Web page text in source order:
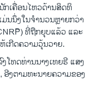
ກ​ເຄື່ອນ​ໄຫວ​ດ້ານສິດທິ
ນນຶ່ງ​ໃນ​ຈຳນວນ​ຫຼາຍ​ກວ່າ
ທີ່​ຖືກຍຸບແລ້ວ ແລະ
ເກີດ​ຄວາມ​ວຸ້ນ​ວາຍ​.
ທດ​ທ່ານ​ນາງ​ເທຍ​ຣີ ແສງ
ງ​ຕາມທະນາຍຄວາມຂອງ